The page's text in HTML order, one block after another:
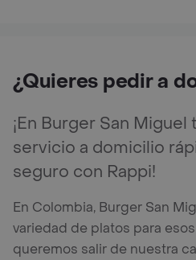
¿Quieres pedir a
¡En Burger San
servicio a domicilio
seguro con Rappi!
En Colombia, Burger San
variedad de platos para
queremos salir de nuestra